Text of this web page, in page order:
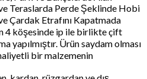
Teraslarda Perde Şeklinde Hobi
Çardak Etrafını Kapatmada
4 köşesinde ip ile birlikte çift
yapılmıştır. Ürün saydam olması
bir malzemenin